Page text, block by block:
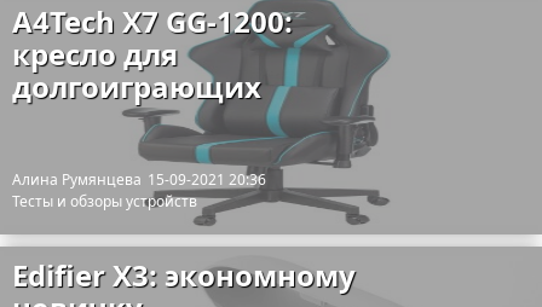
A4Tech X7 GG-1200:
кресло для
долгоиграющих
Алина Румянцева 15-09-2021 20:36
Тесты и обзоры устройств
Edifier X3: экономному